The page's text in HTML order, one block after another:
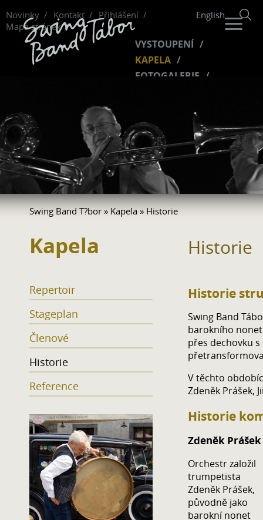
Novinky Kontakt
Přihlášení
Mapa stránek
English
VYSTOUPENÍ
KAPELA
FOTOGALERIE
Swing Band T?bor » Kapela » Historie
Kapela
Repertoir
Stageplan
Členové
Historie
Reference
Historie
Historie
Swing Band
barokního
přes dechovku
V těchto
Zdeněk Prášek,
Historie
Zdeněk Prášek
Orchestr založil
trumpetista
Zdeněk Prášek,
původně jako
barokní nonet